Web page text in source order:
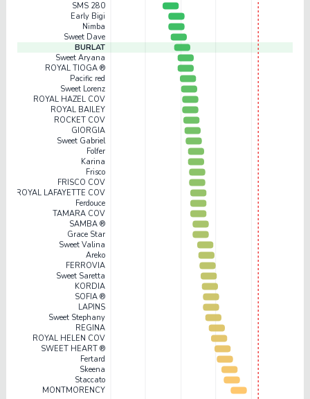
SMS 280
Early Bigi
Nimba
Sweet Dave
BURLAT
Sweet Aryana
ROYAL TIOGA ®
Pacific red
Sweet Lorenz
ROYAL HAZEL COV
ROYAL BAILEY
ROCKET COV
GIORGIA
Sweet Gabriel
Folfer
Karina
Frisco
FRISCO COV
ROYAL LAFAYETTE COV
Ferdouce
TAMARA COV
SAMBA ®
Grace Star
Sweet Valina
Areko
FERROVIA
Sweet Saretta
KORDIA
SOFIA ®
LAPINS
Sweet Stephany
REGINA
ROYAL HELEN COV
SWEET HEART ®
Fertard
Skeena
Staccato
MONTMORENCY